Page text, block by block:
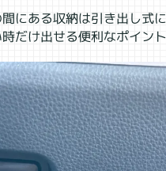
にある収納は引き出し式
だけ出せる便利なポイント